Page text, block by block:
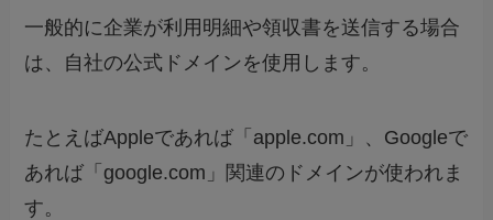
一般的に企業が利用明細や領収書を送信する場合
は、自社の公式ドメインを使用します。
たとえばAppleであれば「apple.com」、Googleで
あれば「google.com」関連のドメインが使われま
す。